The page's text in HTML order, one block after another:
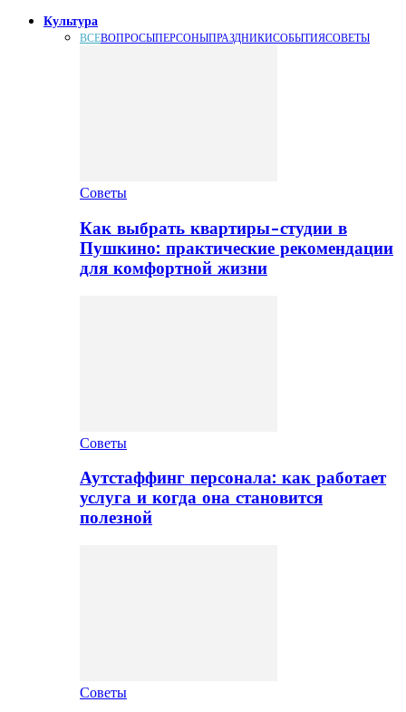
Культура
ВСЕВОПРОСЫПЕРСОНЫПРАЗДНИКИСОБЫТИЯСОВЕТЫ
Советы
Как выбрать квартиры-студии в
Пушкино: практические рекомендации
для комфортной жизни
Советы
Аутстаффинг персонала: как работает
услуга и когда она становится
полезной
Советы